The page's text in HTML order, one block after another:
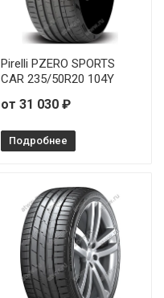
Pirelli PZERO SPORTS
CAR 235/50R20 104Y
от 31 030 ₽
Подробнее